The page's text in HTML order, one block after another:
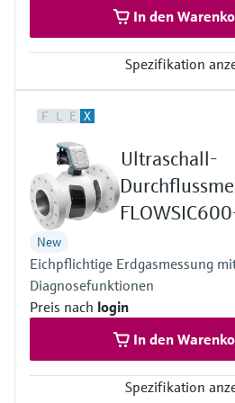
In den
Spezifikation
Volumen i. B., Volumenstrom i. B.,
Messmedium
Wasserstoff mit Reinheit >95%
Wasserstoff mit Reinheit >90% (auf
Rohrnennweite
DN50 … DN400 / 2” … 16”
Weitere auf Anfrage
F L E X
Ultraschall-
New
Eichpflichtige Erdgasmessung
Diagnosefunktionen
Preis nach login
In den
Spezifikation